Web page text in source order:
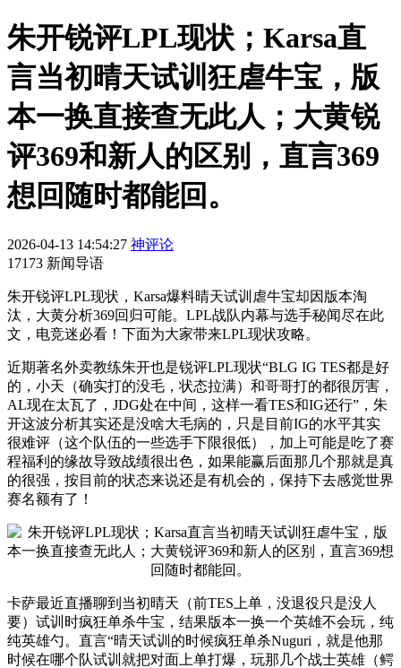
朱开锐评LPL现状；Karsa直
言当初晴天试训狂虐牛宝，版
本一换直接查无此人；大黄锐
评369和新人的区别，直言369
想回随时都能回。
2026-04-13 14:54:27 神评论
17173 新闻导语
朱开锐评LPL现状，Karsa爆料晴天试训虐牛宝却因版本淘
汰，大黄分析369回归可能。LPL战队内幕与选手秘闻尽在此
文，电竞迷必看！下面为大家带来LPL现状攻略。
近期著名外卖教练朱开也是锐评LPL现状“BLG IG TES都是好
的，小天（确实打的没毛，状态拉满）和哥哥打的都很厉害，
AL现在太瓦了，JDG处在中间，这样一看TES和IG还行”，朱
开这波分析其实还是没啥大毛病的，只是目前IG的水平其实
很难评（这个队伍的一些选手下限很低），加上可能是吃了赛
程福利的缘故导致战绩很出色，如果能赢后面那几个那就是真
的很强，按目前的状态来说还是有机会的，保持下去感觉世界
赛名额有了！
卡萨最近直播聊到当初晴天（前TES上单，没退役只是没人
要）试训时疯狂单杀牛宝，结果版本一换一个英雄不会玩，纯
纯英雄勺。直言“晴天试训的时候疯狂单杀Nuguri，就是他那
时候在哪个队试训就把对面上单打爆，玩那几个战士英雄（鳄